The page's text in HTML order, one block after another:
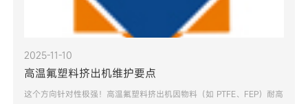
2025-11-10
高温氟塑料挤出机维护要点
这个方向针对性极强！高温氟塑料挤出机因物料（如 PTFE、FEP）耐高